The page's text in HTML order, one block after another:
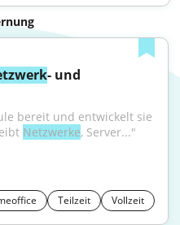
- und
bereit und entwickelt sie
Netzwerke, Server..."
Teilzeit Vollzeit